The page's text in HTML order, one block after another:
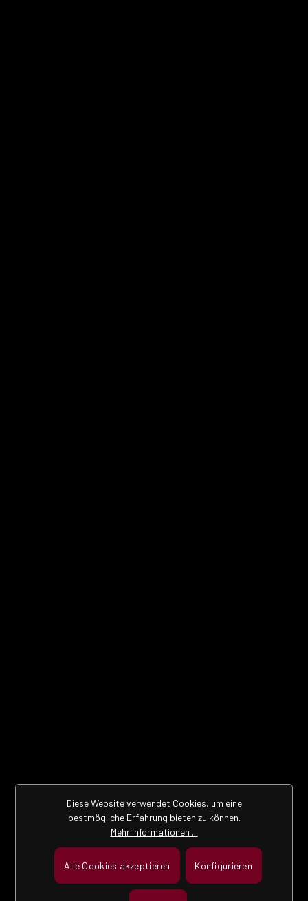
Diese Website verwendet Cookies, um eine
bestmögliche Erfahrung bieten zu können.
Mehr Informationen ...
Alle Cookies akzeptieren Konfigurieren